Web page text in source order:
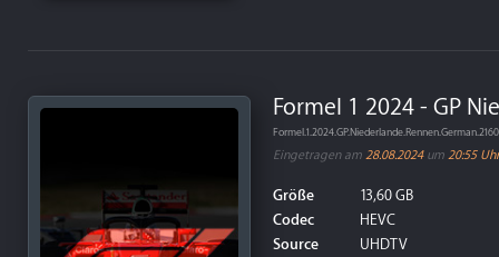
Formel 1 2024 - GP
Eingetragen am 28.08.2024um 20:55 Uhr
Größe
13,60 GB
Codec
HEVC
Source
UHDTV